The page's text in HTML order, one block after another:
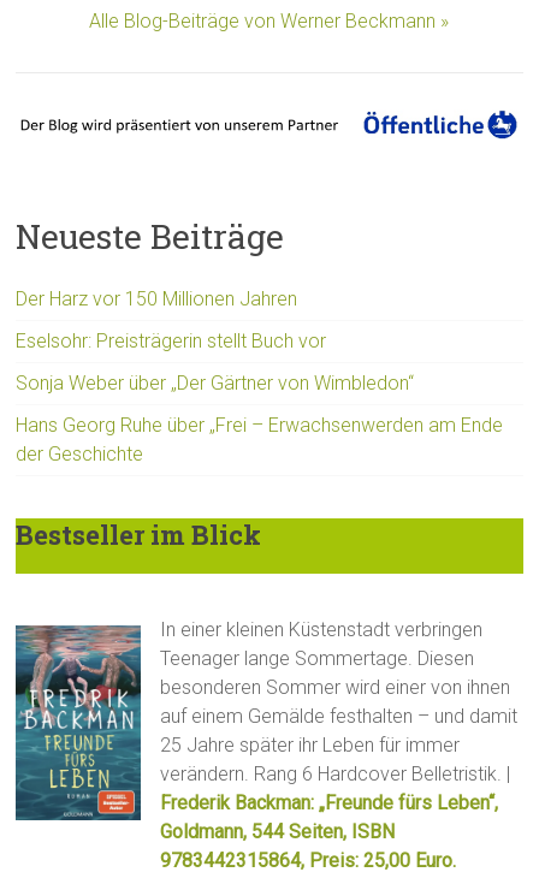
Alle Blog-Beiträge von Werner Beckmann »
Neueste Beiträge
Der Harz vor 150 Millionen Jahren
Eselsohr: Preisträgerin stellt Buch vor
Sonja Weber über „Der Gärtner von Wimbledon“
Hans Georg Ruhe über „Frei – Erwachsenwerden am Ende
der Geschichte
Bestseller im Blick
In einer kleinen Küstenstadt verbringen
Teenager lange Sommertage. Diesen
besonderen Sommer wird einer von ihnen
auf einem Gemälde festhalten – und damit
25 Jahre später ihr Leben für immer
verändern. Rang 6 Hardcover Belletristik. |
Frederik Backman: „Freunde fürs Leben“,
Goldmann, 544 Seiten, ISBN
9783442315864, Preis: 25,00 Euro.